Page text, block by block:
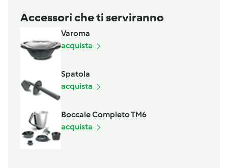
Accessori che ti serviranno
Varoma
acquista
Spatola
acquista
Boccale Completo TM6
acquista